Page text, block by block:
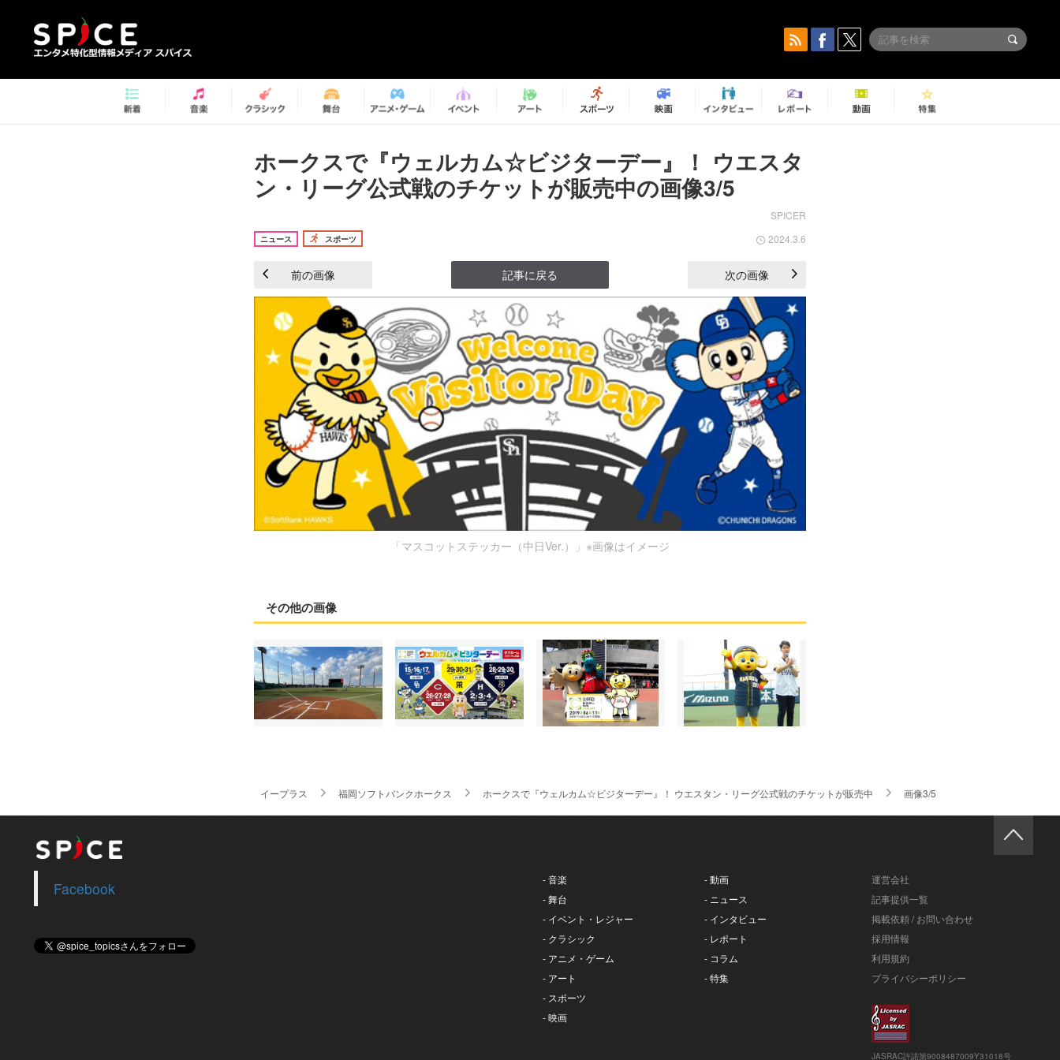
ホークスで『ウェルカム☆ビジターデー』！ ウエスタ
ン・リーグ公式戦のチケットが販売中の画像3/5
SPICER
ニュース スポーツ 2024.3.6
前の画像 記事に戻る 次の画像
「マスコットステッカー（中日Ver.）」※画像はイメージ
その他の画像
イープラス 福岡ソフトバンクホークス ホークスで『ウェルカム☆ビジターデー』！ ウエスタン・リーグ公式戦のチケットが販売中 画像3/5
Facebook
- 音楽
- 舞台
- イベント・レジャー
- クラシック
- アニメ・ゲーム
- アート
- スポーツ
- 映画
- 動画
- ニュース
- インタビュー
- レポート
- コラム
- 特集
運営会社
記事提供一覧
掲載依頼 / お問い合わせ
採用情報
利用規約
プライバシーポリシー
JASRAC許諾第9008487009Y31018号